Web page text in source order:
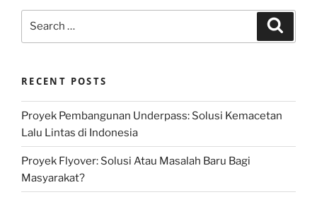
RECENT POSTS
Proyek Pembangunan Underpass: Solusi Kemacetan
Lalu Lintas di Indonesia
Proyek Flyover: Solusi Atau Masalah Baru Bagi
Masyarakat?